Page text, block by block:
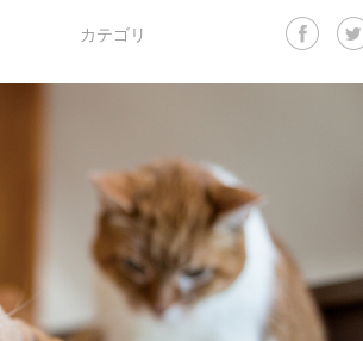
カテゴリ